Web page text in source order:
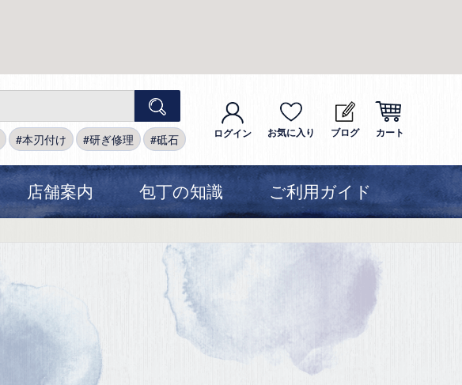
本刃付け 研ぎ修理 砥石 ログイン お気に入り ブログ カート
店舗案内 包丁の知識 ご利用ガイド